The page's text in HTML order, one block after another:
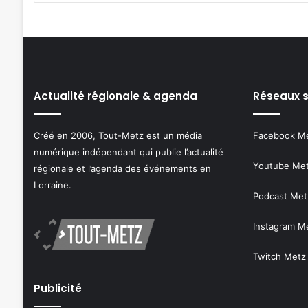
Actualité régionale & agenda
Créé en 2006, Tout-Metz est un média
numérique indépendant qui publie l’actualité
régionale et l’agenda des événements en
Lorraine.
Publicité
Réseaux
Facebook
Youtube
Podcast
Instagram
Twitch Metz